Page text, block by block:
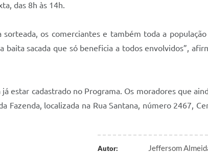
das 8h às 14h.
os comerciantes e também toda a
baita sacada que só beneficia a todos envolvidos”,
estar cadastrado no Programa. Os moradores que
Fazenda, localizada na Rua Santana, número 2467,
Autor: Jeffersom